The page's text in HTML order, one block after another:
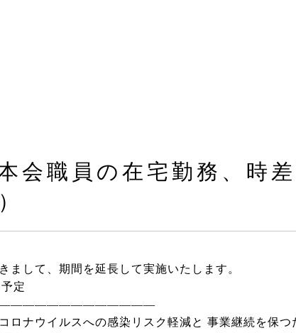
会職員の在宅勤務、時
まして、期間を延長して実施いたします。
月22日(金) 予定
ロナウイルスへの感染リスク軽減と 事業継続を保